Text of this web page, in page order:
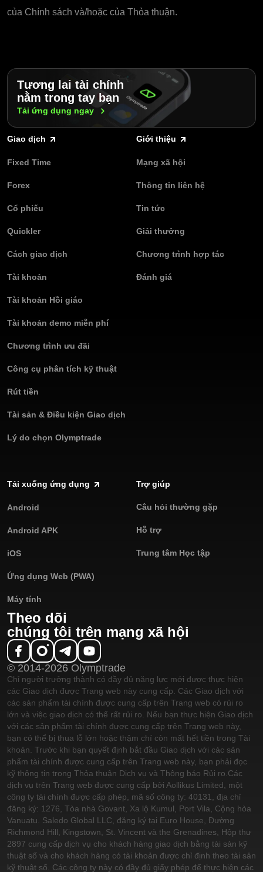
của Chính sách và/hoặc của Thỏa thuận.
Tương lai tài chính
nằm trong tay bạn
Tải ứng dụng ngay
Giao dịch
Fixed Time
Forex
Cổ phiếu
Quickler
Cách giao dịch
Tài khoản
Tài khoản Hồi giáo
Tài khoản demo miễn phí
Chương trình ưu đãi
Công cụ phân tích kỹ thuật
Rút tiền
Tài sản & Điều kiện Giao dịch
Lý do chọn Olymptrade
Giới thiệu
Mạng xã hội
Thông tin liên hệ
Tin tức
Giải thưởng
Chương trình hợp tác
Đánh giá
Tải xuống ứng dụng
Android
Android APK
iOS
Ứng dụng Web (PWA)
Máy tính
Trợ giúp
Câu hỏi thường gặp
Hỗ trợ
Trung tâm Học tập
Theo dõi
chúng tôi trên mạng xã hội
© 2014-2026 Olymptrade
Chỉ người trưởng thành có đầy đủ năng lực mới được thực hiện
các Giao dịch được Trang web này cung cấp. Các Giao dịch với
các sản phẩm tài chính được cung cấp trên Trang web có rủi ro
lớn và việc giao dịch có thể rất rủi ro. Nếu bạn thực hiện Giao dịch
với các sản phẩm tài chính được cung cấp trên Trang web này,
bạn có thể bị thua lỗ lớn hoặc thậm chí còn mất hết tiền trong Tài
khoản. Trước khi bạn quyết định bắt đầu Giao dịch với các sản
phẩm tài chính được cung cấp trên Trang web này, bạn phải đọc
kỹ thông tin trong Thỏa thuận Dịch vụ và Thông báo Rủi ro. Các
dịch vụ trên Trang web được cung cấp bởi Aollikus Limited, một
công ty tài chính được cấp phép, mã số công ty: 40131, địa chỉ
đăng ký: 1276, Tòa nhà Govant, Xa lộ Kumul, Port Vila, Cộng hòa
Vanuatu. Saledo Global LLC, đăng ký tại Euro House, Đường
Richmond Hill, Kingstown, St. Vincent và the Grenadines, Hộp thư
2897 cung cấp dịch vụ cho khách hàng giao dịch bằng tài sản kỹ
thuật số và cho khách hàng có tài khoản được chỉ định theo tài sản
kỹ thuật số. Các công ty này có đầy đủ giấy phép để thực hiện các